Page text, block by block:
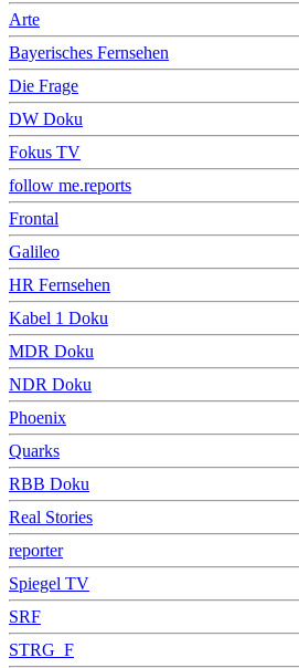
Arte
Bayerisches Fernsehen
Die Frage
DW Doku
Fokus TV
follow me.reports
Frontal
Galileo
HR Fernsehen
Kabel 1 Doku
MDR Doku
NDR Doku
Phoenix
Quarks
RBB Doku
Real Stories
reporter
Spiegel TV
SRF
STRG_F